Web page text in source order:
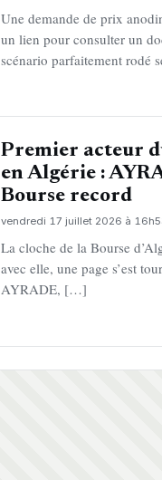
Une demande de prix
un lien pour consulter un
scénario parfaitement rodé
Premier acteur
en Algérie :
Bourse record
vendredi 17 juillet 2026 à
La cloche de la Bourse
avec elle, une page s’est
AYRADE, […]